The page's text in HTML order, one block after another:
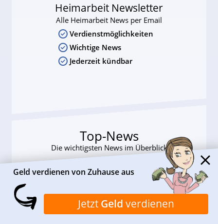
Heimarbeit Newsletter
Alle Heimarbeit News per Email
Verdienstmöglichkeiten
Wichtige News
Jederzeit kündbar
Top-News
Die wichtigsten News im Überblick
Geld verdienen von Zuhause aus
Jetzt Geld verdienen